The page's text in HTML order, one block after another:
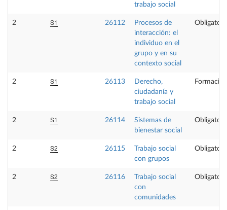
trabajo social
2 S1 26112
Procesos de
interacción: el
individuo en el
grupo y en su
contexto social
2 S1 26113
Derecho,
ciudadanía y
trabajo social
2 S1 26114
Sistemas de
bienestar social
2 S2 26115
Trabajo social
con grupos
2 S2 26116
Trabajo social
con
comunidades